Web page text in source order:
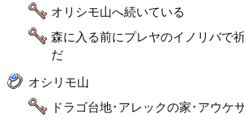
オリシモ山へ続いている
森に入る前にプレヤのイノリバで
だ
オシリモ山
ドラゴ台地･アレックの家･アウケ